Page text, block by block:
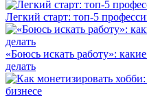
Легкий старт: топ-5
«Боюсь искать работу»:
делать